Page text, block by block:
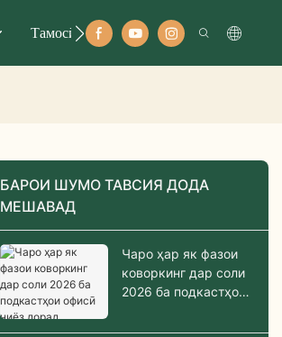
Тамосӣ
БАРОИ ШУМО ТАВСИЯ ДОДА
МЕШАВАД
Чаро ҳар як фазои
коворкинг дар соли
2026 ба подкастҳои